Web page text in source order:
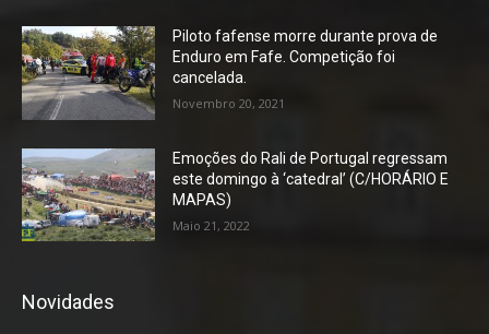
Piloto fafense morre durante prova de
Enduro em Fafe. Competição foi
cancelada.
Novembro 20, 2021
Emoções do Rali de Portugal regressam
este domingo à ‘catedral’ (C/HORÁRIO E
MAPAS)
Maio 21, 2022
Novidades